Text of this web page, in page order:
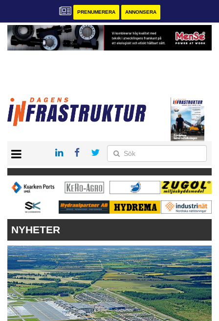
PRENUMERERA ANNONSERA
KONTAKT
VÅRA ANDRA MAGASIN
PRENUMERERA
ANNONSERA
NYHETER